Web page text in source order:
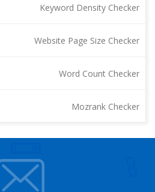
Keyword Density Checker
Website Page Size Checker
Word Count Checker
Mozrank Checker